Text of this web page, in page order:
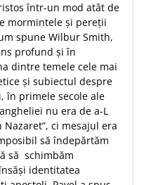
într-un mod atât de
mormintele şi pereţii
spune Wilbur Smith,
profund şi în
dintre temele cele mai
şi subiectul despre
în primele secole ale
nu era de a-L
ci mesajul era
să îndepărtăm
să schimbăm
identitatea